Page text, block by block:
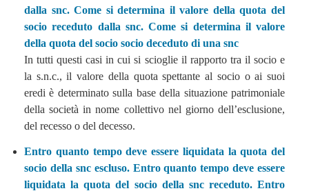
dalla snc. Come si determina il valore della quota del
socio receduto dalla snc. Come si determina il valore
della quota del socio socio deceduto di una snc
In tutti questi casi in cui si scioglie il rapporto tra il socio e
la s.n.c., il valore della quota spettante al socio o ai suoi
eredi è determinato sulla base della situazione patrimoniale
della società in nome collettivo nel giorno dell’esclusione,
del recesso o del decesso.
Entro quanto tempo deve essere liquidata la quota del
socio della snc escluso. Entro quanto tempo deve essere
liquidata la quota del socio della snc receduto. Entro